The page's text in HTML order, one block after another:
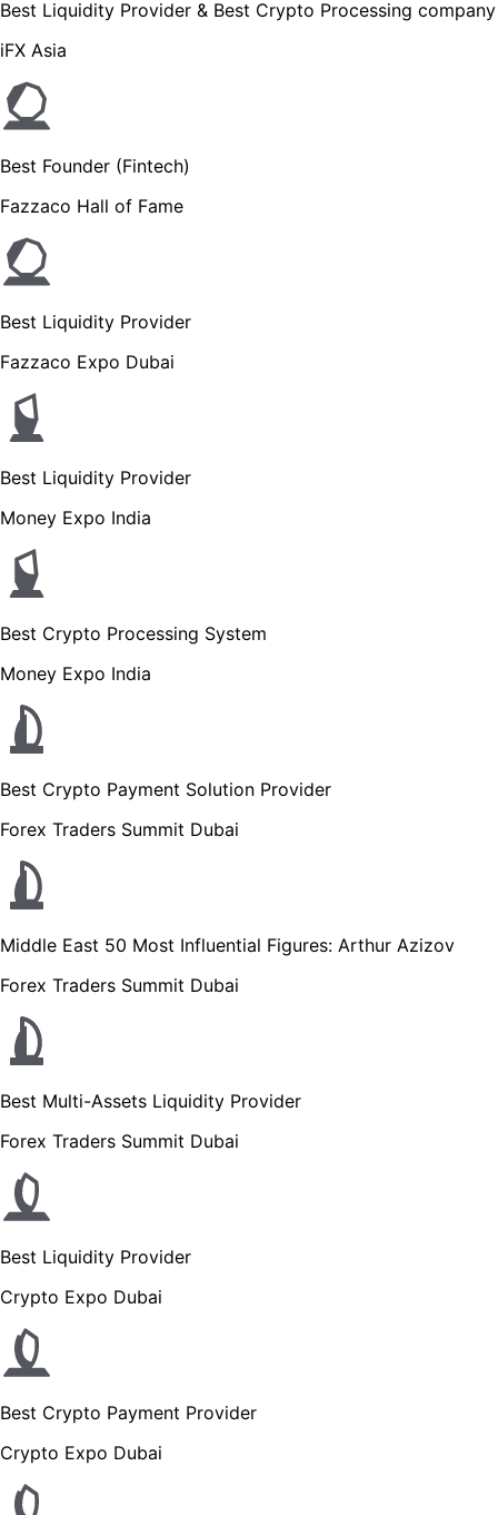
Best Liquidity Provider & Best Crypto Processing company
iFX Asia
Best Founder (Fintech)
Fazzaco Hall of Fame
Best Liquidity Provider
Fazzaco Expo Dubai
Best Liquidity Provider
Money Expo India
Best Crypto Processing System
Money Expo India
Best Crypto Payment Solution Provider
Forex Traders Summit Dubai
Middle East 50 Most Influential Figures: Arthur Azizov
Forex Traders Summit Dubai
Best Multi-Assets Liquidity Provider
Forex Traders Summit Dubai
Best Liquidity Provider
Crypto Expo Dubai
Best Crypto Payment Provider
Crypto Expo Dubai